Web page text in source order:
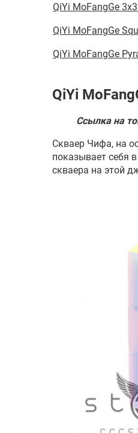
QiYi MoFangGe
QiYi MoFangGe
QiYi MoFangGe
QiYi
Ссылка на
Скваер Чифа, на
показывает себя
скваера на этой